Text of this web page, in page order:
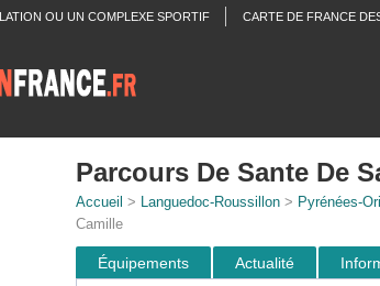
OU UN COMPLEXE SPORTIF CARTE DE FRANCE
Parcours De Sante De
Accueil > Languedoc-Roussillon> Pyrénées-
Camille
Équipements Actualité